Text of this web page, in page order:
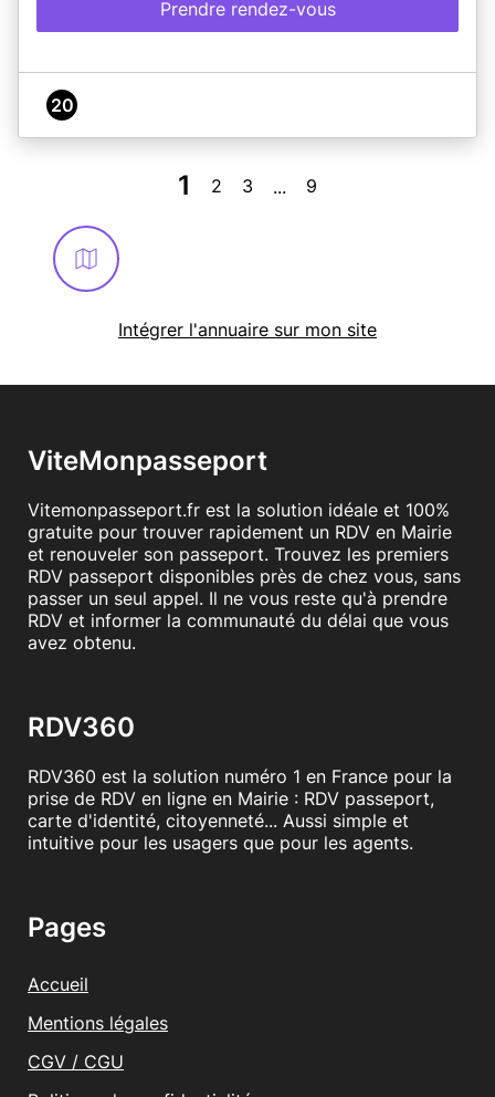
Prendre rendez-vous
20
1 2 3 ... 9
Intégrer l'annuaire sur mon site
ViteMonpasseport
Vitemonpasseport.fr est la solution idéale et 100%
gratuite pour trouver rapidement un RDV en Mairie
et renouveler son passeport. Trouvez les premiers
RDV passeport disponibles près de chez vous, sans
passer un seul appel. Il ne vous reste qu'à prendre
RDV et informer la communauté du délai que vous
avez obtenu.
RDV360
RDV360 est la solution numéro 1 en France pour la
prise de RDV en ligne en Mairie : RDV passeport,
carte d'identité, citoyenneté... Aussi simple et
intuitive pour les usagers que pour les agents.
Pages
Accueil
Mentions légales
CGV / CGU